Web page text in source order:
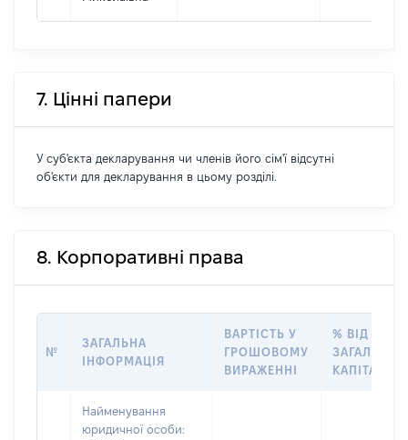
7. Цінні папери
У суб'єкта декларування чи членів його сім'ї відсутні
об'єкти для декларування в цьому розділі.
8. Корпоративні права
№
ЗАГАЛЬНА
ІНФОРМАЦІЯ
ВАРТІСТЬ У
ГРОШОВОМУ
ВИРАЖЕННІ
% ВІД
КАПІТАЛУ
Найменування
юридичної особи: